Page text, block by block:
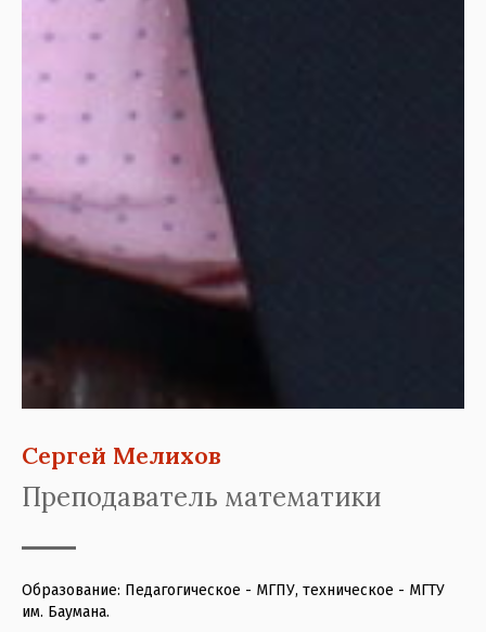
Сергей Мелихов
Преподаватель математики
Образование: Педагогическое - МГПУ, техническое - МГТУ
им. Баумана.